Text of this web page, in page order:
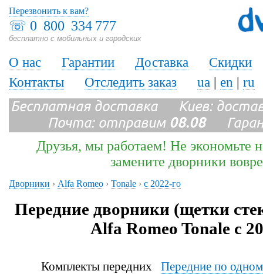
☏ 0 800 334 777
бесплатно с мобильных и городских
Перезвонить к вам?
О нас Гарантии Доставка
Скидки
Контакты
Отследить заказ ua | en | ru
Бесплатная доставка Киев:
Почта: отправим 08.08
Друзья, мы работаем! Не экономьте
замените дворники
Дворники › Alfa Romeo › Tonale › с 2022-го
Передние дворники (щетки
Alfa Romeo Tonale с
Комплекты передних Передние по